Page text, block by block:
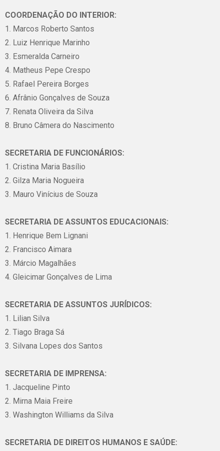
COORDENAÇÃO DO INTERIOR:
1. Marcos Roberto Santos
2. Luiz Henrique Marinho
3. Esmeralda Carneiro
4. Matheus Pepe Crespo
5. Rafael Pereira Borges
6. Afrânio Gonçalves de Souza
7. Renata Oliveira da Silva
8. Bruno Câmera do Nascimento
SECRETARIA DE FUNCIONÁRIOS:
1. Cristina Maria Basílio
2. Gilza Maria Nogueira
3. Mauro Vinícius de Souza
SECRETARIA DE ASSUNTOS EDUCACIONAIS:
1. Henrique Bem Lignani
2. Francisco Aimara
3. Márcio Magalhães
4. Gleicimar Gonçalves de Lima
SECRETARIA DE ASSUNTOS JURÍDICOS:
1. Lilian Silva
2. Tiago Braga Sá
3. Silvana Lopes dos Santos
SECRETARIA DE IMPRENSA:
1. Jacqueline Pinto
2. Mirna Maia Freire
3. Washington Williams da Silva
SECRETARIA DE DIREITOS HUMANOS E SAÚDE: